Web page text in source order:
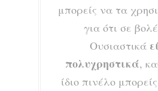
μπορείς να τα
για ότι σε
Ουσιαστικά
πολυχρηστικά,
ίδιο πινέλο